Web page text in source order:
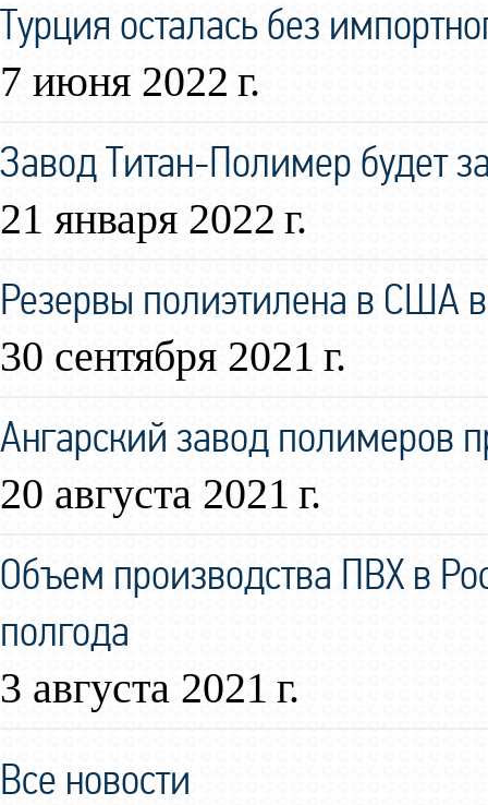
Турция осталась без
7 июня 2022 г.
Завод Титан-Полимер будет
21 января 2022 г.
Резервы полиэтилена в США
30 сентября 2021 г.
Ангарский завод полимеров
20 августа 2021 г.
Объем производства ПВХ в
полгода
3 августа 2021 г.
Все новости